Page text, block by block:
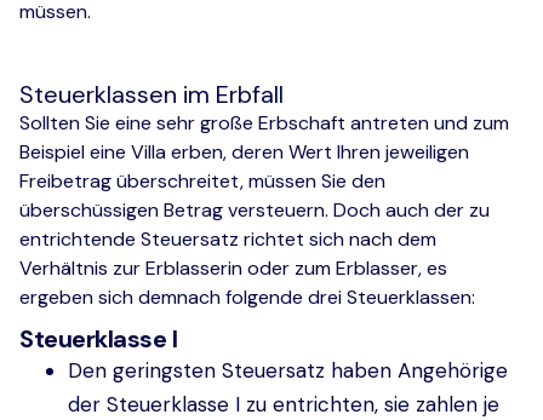
müssen.
Steuerklassen im Erbfall
Sollten Sie eine sehr große Erbschaft antreten und zum
Beispiel eine Villa erben, deren Wert Ihren jeweiligen
Freibetrag überschreitet, müssen Sie den
überschüssigen Betrag versteuern. Doch auch der zu
entrichtende Steuersatz richtet sich nach dem
Verhältnis zur Erblasserin oder zum Erblasser, es
ergeben sich demnach folgende drei Steuerklassen:
Steuerklasse I
Den geringsten Steuersatz haben Angehörige
der Steuerklasse I zu entrichten, sie zahlen je